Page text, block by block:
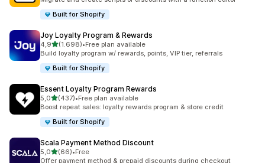
Built for Shopify
Joy Loyalty Program & Rewards
4,9de 5 estrelas
(1.698)
1698 total de avaliações
•Free plan available
Build loyalty program w/ rewards, points, VIP tier, referrals
Built for Shopify
Essent Loyalty Program Rewards
5,0de 5 estrelas
(437)
437 total de avaliações
•Free plan available
Boost repeat sales: loyalty rewards program & store credit
Built for Shopify
Scala Payment Method Discount
5,0de 5 estrelas
(66)
66 total de avaliações
•Free
Offer payment method & prepaid discounts during checkout